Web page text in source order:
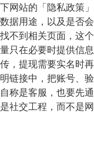
下网站的「隐私政策
数据用途，以及是否
找不到相关页面，这
量只在必要时提供信
传，提现需要实名时
明链接中，把账号、
自称是客服，也要先
是社交工程，而不是